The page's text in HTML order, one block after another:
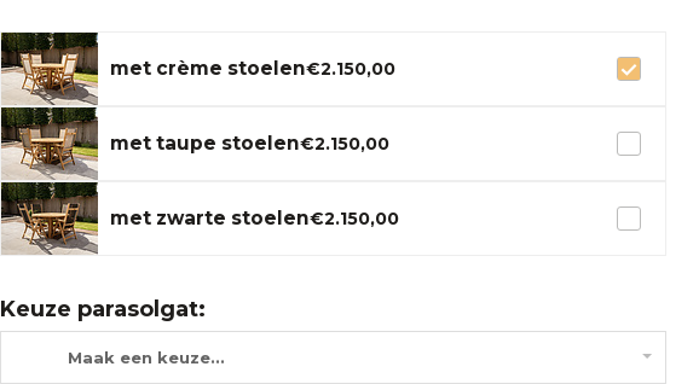
met crème stoelen€2.150,00
met taupe stoelen€2.150,00
met zwarte stoelen€2.150,00
Keuze parasolgat:
Maak een keuze...